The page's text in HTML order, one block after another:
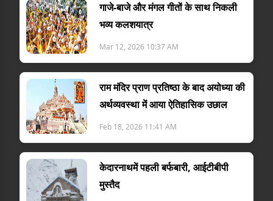
गाजे-बाजे और मंगल गीतों के साथ निकली
भव्य कलशयात्र
Mar 12, 2026 10:37 AM
राम मंदिर प्राण प्रतिष्ठा के बाद अयोध्या की
अर्थव्यवस्था में आया ऐतिहासिक उछाल
Feb 18, 2026 11:41 AM
केदारनाथमें पहली बर्फबारी, आईटीबीपी
मुस्तैद